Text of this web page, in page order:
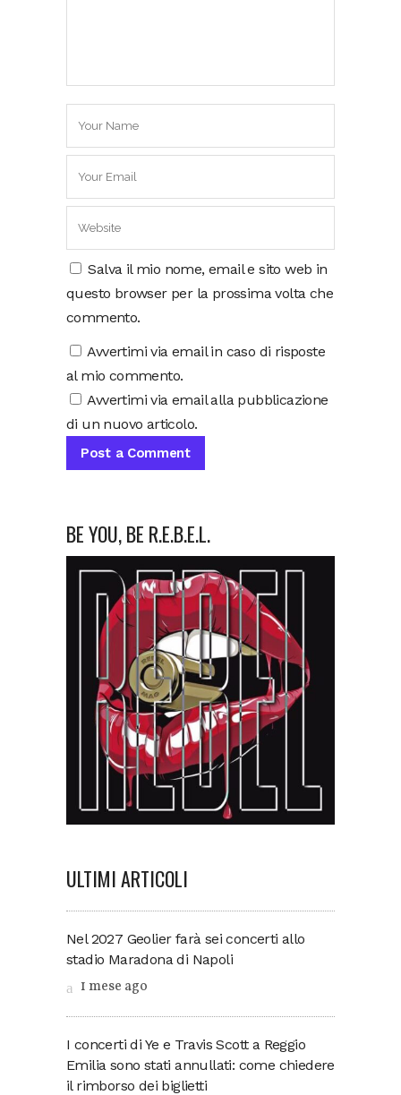
Salva il mio nome, email e sito web in
questo browser per la prossima volta che
commento.
Avvertimi via email in caso di risposte
al mio commento.
Avvertimi via email alla pubblicazione
di un nuovo articolo.
BE YOU, BE R.E.B.E.L.
ULTIMI ARTICOLI
Nel 2027 Geolier farà sei concerti allo
stadio Maradona di Napoli
1 mese ago
I concerti di Ye e Travis Scott a Reggio
Emilia sono stati annullati: come chiedere
il rimborso dei biglietti